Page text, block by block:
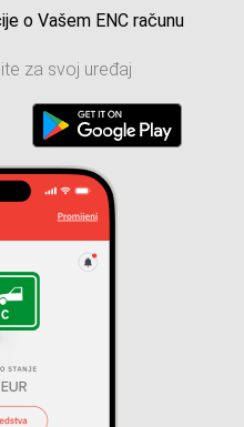
o Vašem ENC računu
za svoj uređaj